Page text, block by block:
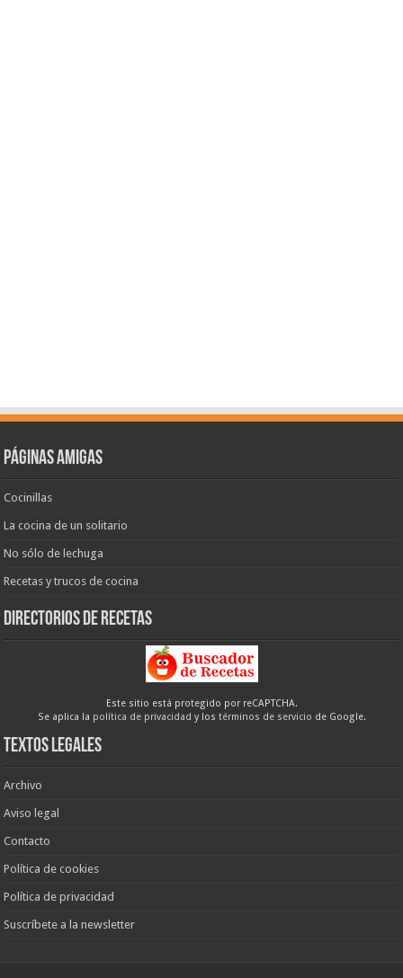
Páginas amigas
Cocinillas
La cocina de un solitario
No sólo de lechuga
Recetas y trucos de cocina
Directorios de recetas
Este sitio está protegido por reCAPTCHA.
Se aplica la política de privacidad y los términos de servicio de Google.
Textos legales
Archivo
Aviso legal
Contacto
Política de cookies
Política de privacidad
Suscríbete a la newsletter